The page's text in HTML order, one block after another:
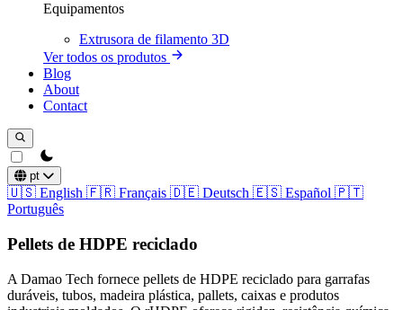
Equipamentos
Extrusora de filamento 3D
Ver todos os produtos
Blog
About
Contact
theme switcher
pt
🇺🇸 English 🇫🇷 Français 🇩🇪 Deutsch 🇪🇸 Español 🇵🇹
Português
Pellets de HDPE reciclado
A Damao Tech fornece pellets de HDPE reciclado para garrafas
duráveis, tubos, madeira plástica, pallets, caixas e produtos